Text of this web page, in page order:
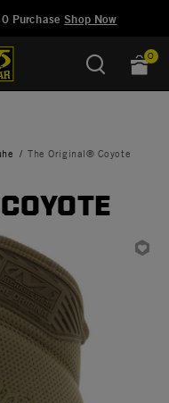
PurchaseShop Now
0
The Original® Coyote